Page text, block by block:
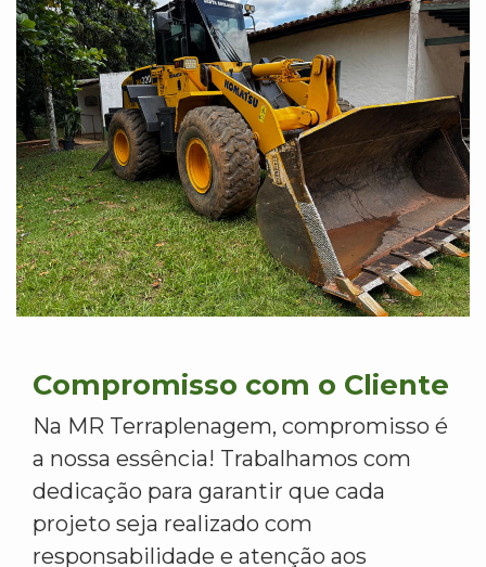
Compromisso com o Cliente
Na MR Terraplenagem, compromisso é
a nossa essência! Trabalhamos com
dedicação para garantir que cada
projeto seja realizado com
responsabilidade e atenção aos